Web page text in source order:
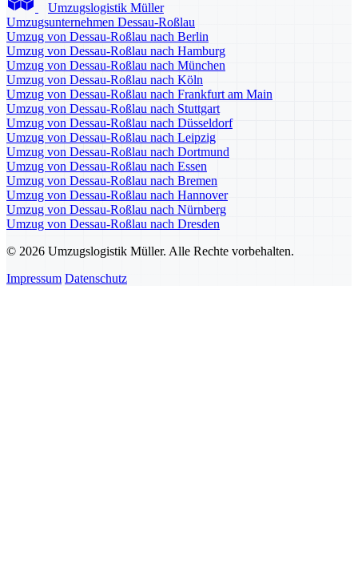
Umzugslogistik Müller
Umzugsunternehmen Dessau-Roßlau
Umzug von Dessau-Roßlau nach Berlin
Umzug von Dessau-Roßlau nach Hamburg
Umzug von Dessau-Roßlau nach München
Umzug von Dessau-Roßlau nach Köln
Umzug von Dessau-Roßlau nach Frankfurt am Main
Umzug von Dessau-Roßlau nach Stuttgart
Umzug von Dessau-Roßlau nach Düsseldorf
Umzug von Dessau-Roßlau nach Leipzig
Umzug von Dessau-Roßlau nach Dortmund
Umzug von Dessau-Roßlau nach Essen
Umzug von Dessau-Roßlau nach Bremen
Umzug von Dessau-Roßlau nach Hannover
Umzug von Dessau-Roßlau nach Nürnberg
Umzug von Dessau-Roßlau nach Dresden
© 2026 Umzugslogistik Müller. Alle Rechte vorbehalten.
Impressum Datenschutz